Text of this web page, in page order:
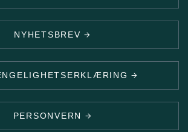
NYHETSBREV
PERSONVERN